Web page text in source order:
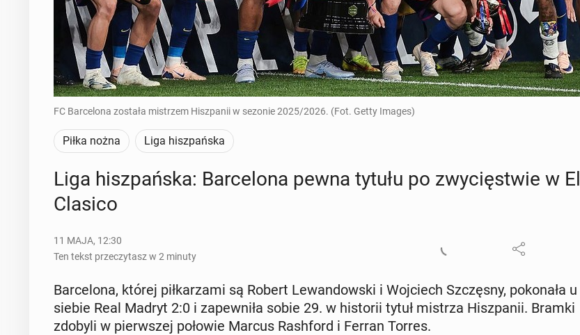
FC Barcelona została mistrzem Hiszpanii w sezonie 2025/2026. (Fot. Getty Images)
Piłka nożna Liga hiszpańska
Liga hisz­pań­ska: Bar­ce­lo­na pewna tytułu po zwy­cię­stwie w El
Clasico
11 MAJA, 12:30
Ten tekst przeczytasz w 2 minuty
Bar­ce­lo­na, której pił­ka­rza­mi są Robert Le­wan­dow­ski i Woj­ciech Szczę­sny, po­ko­na­ła u
siebie Real Madryt 2:0 i za­pew­ni­ła sobie 29. w hi­sto­rii tytuł mistrza Hisz­pa­nii. Bramki
zdobyli w pierw­szej połowie Marcus Ra­sh­ford i Ferran Torres.